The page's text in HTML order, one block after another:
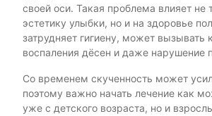
своей оси. Такая проблема влияет не
эстетику улыбки, но и на здоровье
затрудняет гигиену, может вызывать
воспаления дёсен и даже нарушение
Со временем скученность может
поэтому важно начать лечение как
уже с детского возраста, но и